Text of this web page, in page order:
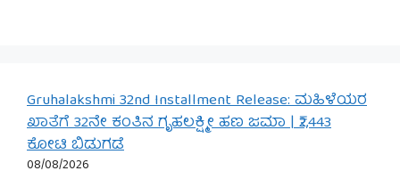
Gruhalakshmi 32nd Installment Release: ಮಹಿಳೆಯರ
ಖಾತೆಗೆ 32ನೇ ಕಂತಿನ ಗೃಹಲಕ್ಷ್ಮೀ ಹಣ ಜಮಾ | ₹2,443
ಕೋಟಿ ಬಿಡುಗಡೆ
08/08/2026